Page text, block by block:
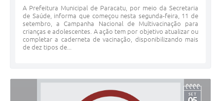
A Prefeitura Municipal de Paracatu, por meio da Secretaria
de Saúde, informa que começou nesta segunda-feira, 11 de
setembro, a Campanha Nacional de Multivacinação para
crianças e adolescentes. A ação tem por objetivo atualizar ou
completar a caderneta de vacinação, disponibilizando mais
de dez tipos de...
SET